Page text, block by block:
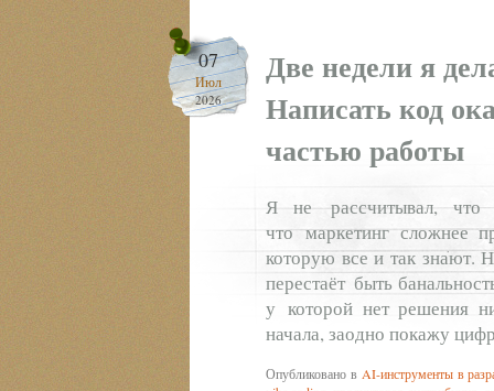
07
Июл
2026
Две недели я
Написать код
частью работы
Я не рассчитывал, что
что маркетинг сложнее
которую все и так знают.
перестаёт быть
у которой нет решения
начала, заодно покажу
Опубликовано в AI-инструменты в